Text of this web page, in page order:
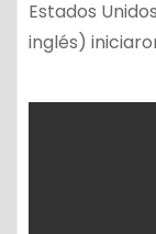
Estados
inglés)